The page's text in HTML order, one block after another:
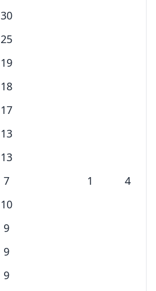
30
25
19
18
17
13
13
7 1
4
10
9
9
9